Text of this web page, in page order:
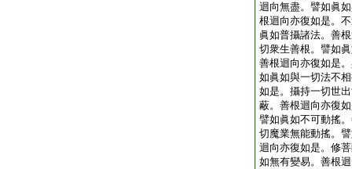
迴向無盡。譬如眞
根迴向亦復如是。
眞如普攝諸法。善
切衆生善根。譬如
善根迴向亦復如是
如眞如與一切法不
如是。攝持一切世
蔽。善根迴向亦復
譬如眞如不可動搖
切魔業無能動搖。
迴向亦復如是。修
如無有變易。善根